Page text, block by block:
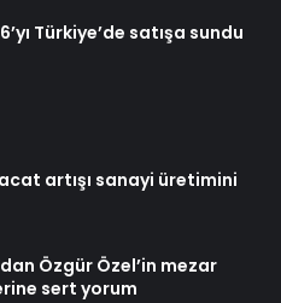
Türkiye’de satışa sundu
artışı sanayi üretimini
Özgür Özel’in mezar
sert yorum